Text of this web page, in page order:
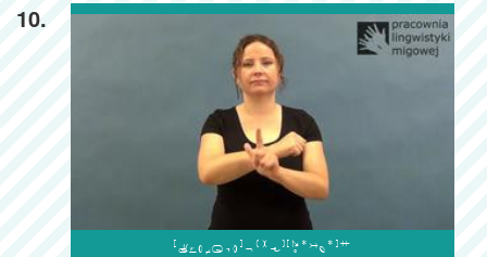
10.
